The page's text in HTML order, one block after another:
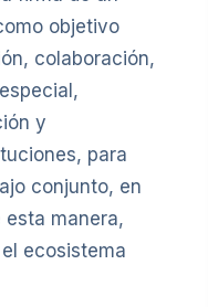
objetivo
colaboración,
y
para
conjunto, en
manera,
ecosistema